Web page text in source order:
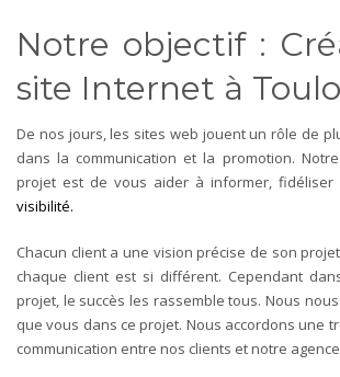
Notre objectif :
site Internet à
De nos jours, les sites web jouent un rôle de
dans la communication et la promotion.
projet est de vous aider à informer, fidéliser
visibilité.
Chacun client a une vision précise de son
chaque client est si différent. Cependant
projet, le succès les rassemble tous. Nous
que vous dans ce projet. Nous accordons une
communication entre nos clients et notre